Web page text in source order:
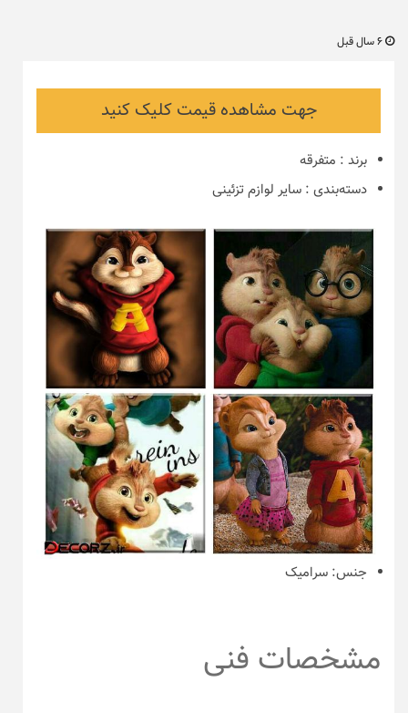
جهت مشاهده قیمت کلیک کنید
برند : متفرقه
دسته‌بندی : سایر لوازم تزئینی
جنس: سرامیک
مشخصات فنی